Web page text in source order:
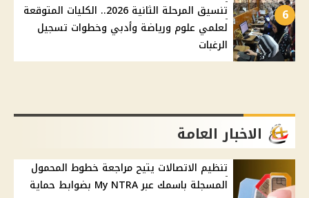
6
تنسيق المرحلة الثانية 2026.. الكليات المتوقعة
لعلمي علوم ورياضة وأدبي وخطوات تسجيل
الرغبات
الاخبار العامة
تنظيم الاتصالات يتيح مراجعة خطوط المحمول
المسجلة باسمك عبر My NTRA بضوابط حماية